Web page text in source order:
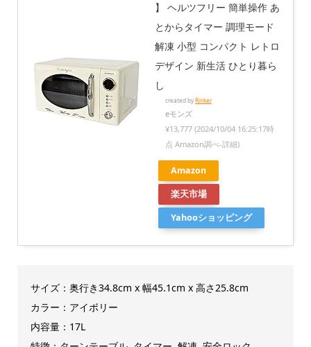
】 ヘルツフリー 簡単操作 あ
とからタイマー 調理モード
解凍 小型 コンパクト レトロ
デザイン 新生活 ひとり暮ら
し
created byRinker
eモンズ
¥13,777 (2024/10/04 16:25:17時
点 Amazon調べ-詳細)
Amazon
楽天市場
Yahooショッピング
サイズ：奥行き34.8cm x 幅45.1cm x 高さ25.8cm
カラー：アイボリー
内容量：17L